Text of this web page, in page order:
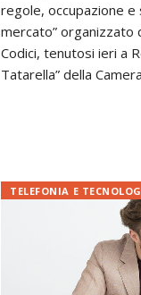
regole, occupazione
mercato” organizzato
Codici, tenutosi ieri a
Tatarella” della
TELEFONIA E